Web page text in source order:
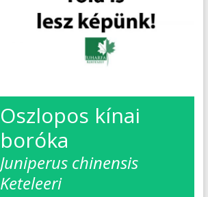
Oszlopos kínai
boróka
Juniperus chinensis
Keteleeri